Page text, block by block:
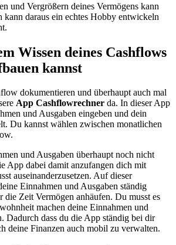
und Vergrößern deines Vermögens kann
kann daraus ein echtes Hobby entwickeln
Wissen deines Cashflows
kannst
dokumentieren und überhaupt auch mal
App Cashflowrechner da. In dieser App
und Ausgaben eingeben und dein
Du kannst wählen zwischen monatlichen
und Ausgaben überhaupt noch nicht
App dabei damit anzufangen dich mit
auseinanderzusetzen. Auf dieser
Einnahmen und Ausgaben ständig
die Zeit Vermögen anhäufen. Du musst es
machen deine Einnahmen und
Dadurch dass du die App ständig bei dir
deine Finanzen auch mobil zu verwalten.